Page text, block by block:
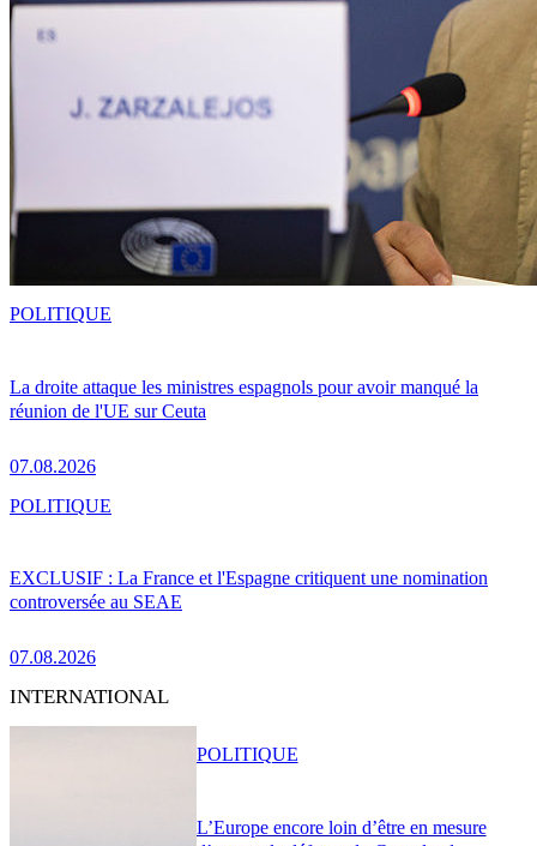
La droite attaque les ministres espagnols pour avoir manqué la
réunion de l'UE sur Ceuta
07.08.2026
POLITIQUE
EXCLUSIF : La France et l'Espagne critiquent une nomination
controversée au SEAE
07.08.2026
POLITIQUE
INTERNATIONAL
L’Europe encore loin d’être en mesure
POLITIQUE